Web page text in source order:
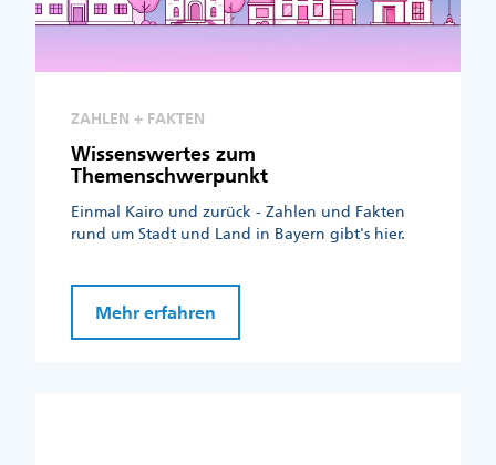
ZAHLEN + FAKTEN
Wissenswertes zum
Themenschwerpunkt
Einmal Kairo und zurück - Zahlen und Fakten
rund um Stadt und Land in Bayern gibt's hier.
Mehr erfahren